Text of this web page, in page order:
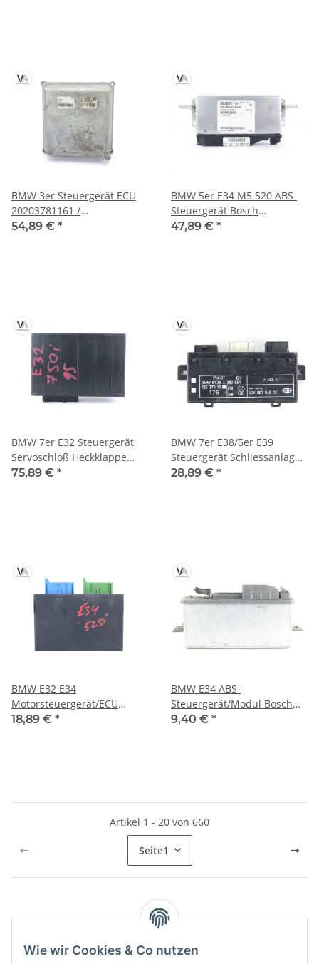
Wie wir Cookies & Co nutzen
BMW 3er Steuergerät ECU
20203781161 /
20234700032979 /
54,89 € *
BMW 5er E34 M5 520 ABS-
Steuergerät Bosch
0265108006 / 1162504
47,89 € *
BMW 7er E32 Steuergerät
Servoschloß Heckklappe
61351384609 / 1384609
75,89 € *
BMW 7er E38/5er E39
Steuergerät Schliessanlage
Bosch 5DK00704813 /
28,89 € *
BMW E32 E34
Motorsteuergerät/ECU
61351384605 / 1384605
18,89 € *
BMW E34 ABS-
Steuergerät/Modul Bosch
0265100032 / 34521157549
9,40 € *
Artikel 1 - 20 von 660
Seite1